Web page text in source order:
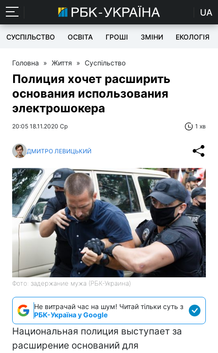
UA
СУСПІЛЬСТВО ОСВІТА ГРОШІ ЗМІНИ ЕКОЛОГІЯ
Головна » Життя » Суспільство
Полиция хочет расширить
основания использования
электрошокера
20:05 18.11.2020 Ср 1 хв
ДМИТРО ЛЕВИЦЬКИЙ
Фото: задержание мужа (РБК-Украина)
Не витрачай час на шум! Читай тільки суть з
РБК-Україна у Google
Национальная полиция выступает за
расширение оснований для